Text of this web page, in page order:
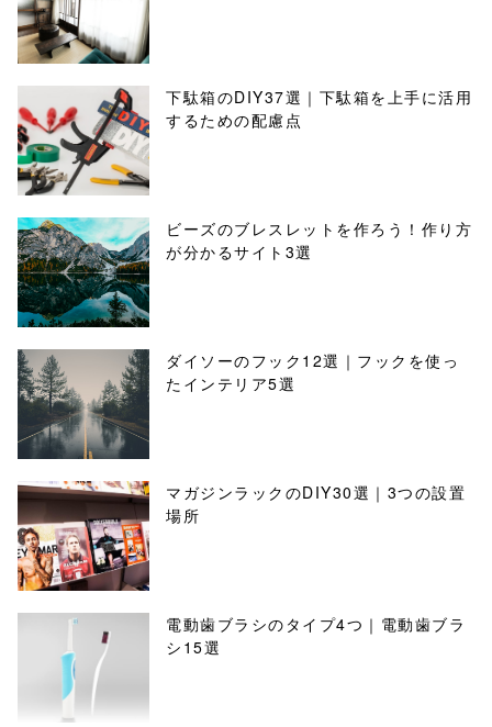
下駄箱のDIY37選｜下駄箱を上手に活用
するための配慮点
ビーズのブレスレットを作ろう！作り方
が分かるサイト3選
ダイソーのフック12選｜フックを使っ
たインテリア5選
マガジンラックのDIY30選｜3つの設置
場所
電動歯ブラシのタイプ4つ｜電動歯ブラ
シ15選